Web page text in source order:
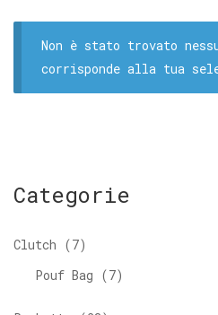
Non è stato trovato
corrisponde alla tua
Categorie
Clutch
7
Pouf Bag
7